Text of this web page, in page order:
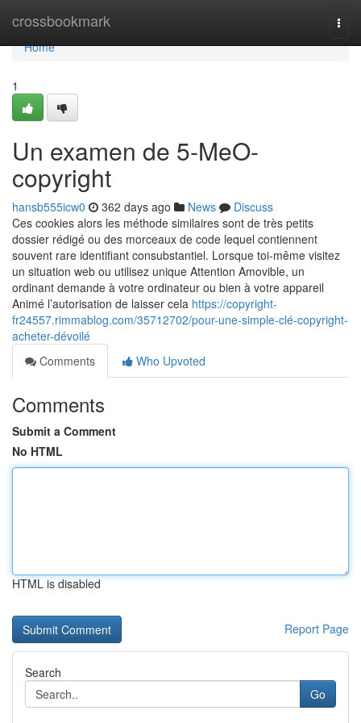
crossbookmark
Home
Home
1
Un examen de 5-MeO-
copyright
hansb555icw0 362 days ago News
Discuss
Ces cookies alors les méthode similaires sont de très petits
dossier rédigé ou des morceaux de code lequel contiennent
souvent rare identifiant consubstantiel. Lorsque toi-même visitez
un situation web ou utilisez unique Attention Amovible, un
ordinant demande à votre ordinateur ou bien à votre appareil
Animé l’autorisation de laisser cela https://copyright-
fr24557.rimmablog.com/35712702/pour-une-simple-clé-copyright-
acheter-dévoilé
Comments
Who Upvoted
Comments
Submit a Comment
No HTML
HTML is disabled
Report Page
Search
Go